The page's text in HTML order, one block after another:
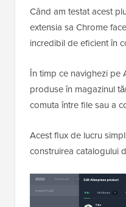
Când am testat acest
extensia sa Chrome
incredibil de eficient în
În timp ce navighezi pe
produse în magazinul
comuta între file sau a
Acest flux de lucru
construirea catalogului